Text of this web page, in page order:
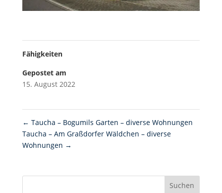
Fähigkeiten
Gepostet am
15. August 2022
← Taucha – Bogumils Garten – diverse Wohnungen
Taucha – Am Graßdorfer Wäldchen – diverse
Wohnungen →